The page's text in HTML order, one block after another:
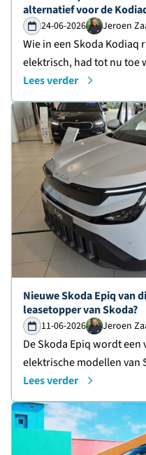
alternatief voor de
24-06-2026 Jeroen
Wie in een Skoda
elektrisch, had tot nu toe
Lees verder
Lees verder over
Nieuwe Skoda Epiq van
leasetopper van Skoda?
11-06-2026 Jeroen
De Skoda Epiq wordt
elektrische modellen van
Lees verder